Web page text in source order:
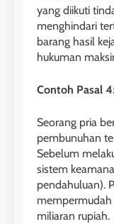
yang diikuti
menghindari
barang hasil
hukuman
Contoh Pasal
Seorang pria
pembunuhan
Sebelum
sistem
pendahuluan).
mempermudah
miliaran rupiah.